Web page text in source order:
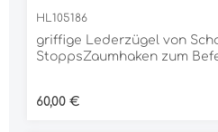
HL105186
griffige Lederzügel von
StoppsZaumhaken zum
Regulärer Preis:
60,00 €